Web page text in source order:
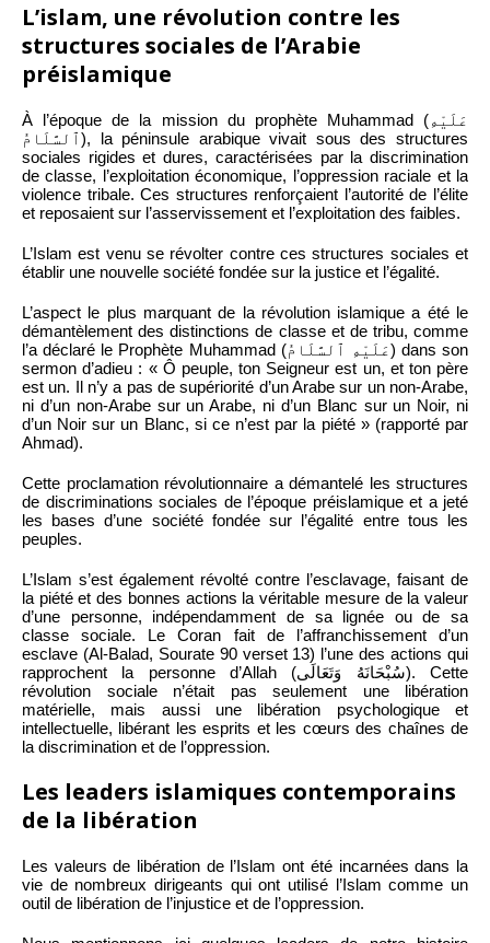
L’islam, une révolution contre les
structures sociales de l’Arabie
préislamique
À l’époque de la mission du prophète Muhammad (عَلَيْهِ
ٱلسَّلَامُ), la péninsule arabique vivait sous des structures
sociales rigides et dures, caractérisées par la discrimination
de classe, l’exploitation économique, l’oppression raciale et la
violence tribale. Ces structures renforçaient l’autorité de l’élite
et reposaient sur l’asservissement et l’exploitation des faibles.
L’Islam est venu se révolter contre ces structures sociales et
établir une nouvelle société fondée sur la justice et l’égalité.
L’aspect le plus marquant de la révolution islamique a été le
démantèlement des distinctions de classe et de tribu, comme
l’a déclaré le Prophète Muhammad (عَلَيْهِ ٱلسَّلَامُ) dans son
sermon d’adieu : « Ô peuple, ton Seigneur est un, et ton père
est un. Il n’y a pas de supériorité d’un Arabe sur un non-Arabe,
ni d’un non-Arabe sur un Arabe, ni d’un Blanc sur un Noir, ni
d’un Noir sur un Blanc, si ce n’est par la piété » (rapporté par
Ahmad).
Cette proclamation révolutionnaire a démantelé les structures
de discriminations sociales de l’époque préislamique et a jeté
les bases d’une société fondée sur l’égalité entre tous les
peuples.
L’Islam s’est également révolté contre l’esclavage, faisant de
la piété et des bonnes actions la véritable mesure de la valeur
d’une personne, indépendamment de sa lignée ou de sa
classe sociale. Le Coran fait de l’affranchissement d’un
esclave (Al-Balad, Sourate 90 verset 13) l’une des actions qui
rapprochent la personne d’Allah (سُبْحَانَهُ وَتَعَالَى). Cette
révolution sociale n’était pas seulement une libération
matérielle, mais aussi une libération psychologique et
intellectuelle, libérant les esprits et les cœurs des chaînes de
la discrimination et de l’oppression.
Les leaders islamiques contemporains
de la libération
Les valeurs de libération de l’Islam ont été incarnées dans la
vie de nombreux dirigeants qui ont utilisé l’Islam comme un
outil de libération de l’injustice et de l’oppression.